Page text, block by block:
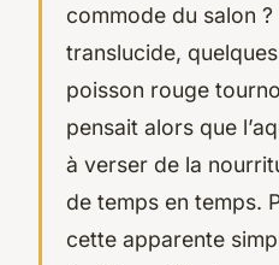
commode du salon
translucide,
poisson rouge
pensait alors que
à verser de la
de temps en temps.
cette apparente